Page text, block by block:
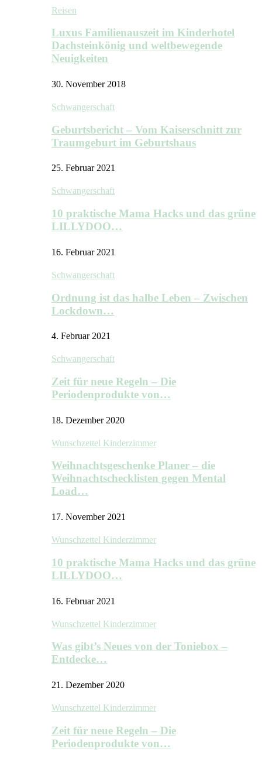
Reisen
Luxus Familienauszeit im Kinderhotel
Dachsteinkönig und weltbewegende
Neuigkeiten
30. November 2018
Schwangerschaft
Geburtsbericht – Vom Kaiserschnitt zur
Traumgeburt im Geburtshaus
25. Februar 2021
Schwangerschaft
10 praktische Mama Hacks und das grüne
LILLYDOO…
16. Februar 2021
Schwangerschaft
Ordnung ist das halbe Leben – Zwischen
Lockdown…
4. Februar 2021
Schwangerschaft
Zeit für neue Regeln – Die
Periodenprodukte von…
18. Dezember 2020
Wunschzettel Kinderzimmer
Weihnachtsgeschenke Planer – die
Weihnachtschecklisten gegen Mental
Load…
17. November 2021
Wunschzettel Kinderzimmer
10 praktische Mama Hacks und das grüne
LILLYDOO…
16. Februar 2021
Wunschzettel Kinderzimmer
Was gibt’s Neues von der Toniebox –
Entdecke…
21. Dezember 2020
Wunschzettel Kinderzimmer
Zeit für neue Regeln – Die
Periodenprodukte von…